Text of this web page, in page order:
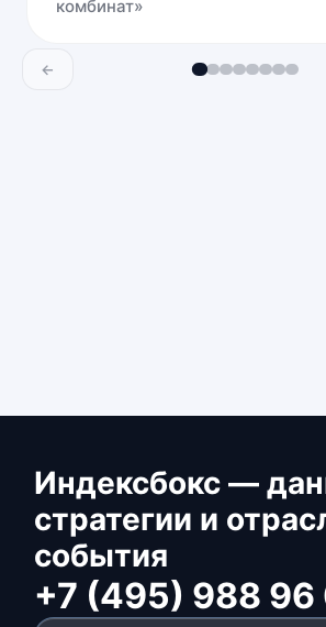
комбинат»
←
Индексбокс —
стратегии и
события
+7 (495) 988 96